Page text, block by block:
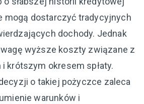
mogą dostarczyć tradycyjnych
dochody. Jednak
wyższe koszty związane z
krótszym okresem spłaty.
o takiej pożyczce zaleca
warunków i